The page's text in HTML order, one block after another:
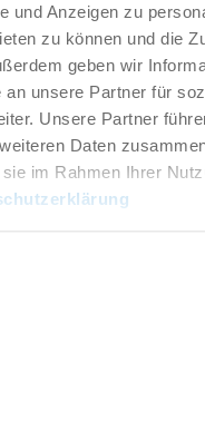
und Anzeigen zu
zu können und die
geben wir
an unsere Partner für
Unsere Partner
Daten
im Rahmen Ihrer